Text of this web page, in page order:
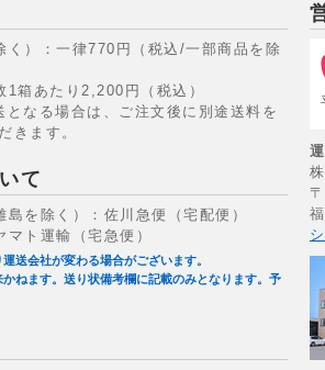
く）：一律770円（税込/一部商品を除
1箱あたり2,200円（税込）
なる場合は、ご注文後に別途送料を
きます。
て
を除く）：佐川急便（宅配便）
ト運輸（宅急便）
送会社が変わる場合がございます。
ねます。送り状備考欄に記載のみとなります。予